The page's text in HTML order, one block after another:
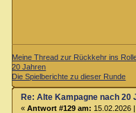
Meine Thread zur Rückkehr ins
20 Jahren
Die Spielberichte zu dieser Runde
Re: Alte Kampagne nach
« Antwort #129 am: 15.02.2026